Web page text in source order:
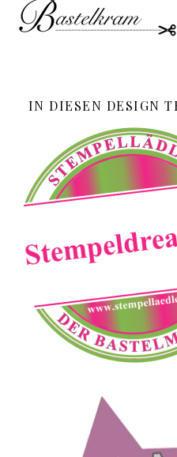
IN DIESEN DESIGN